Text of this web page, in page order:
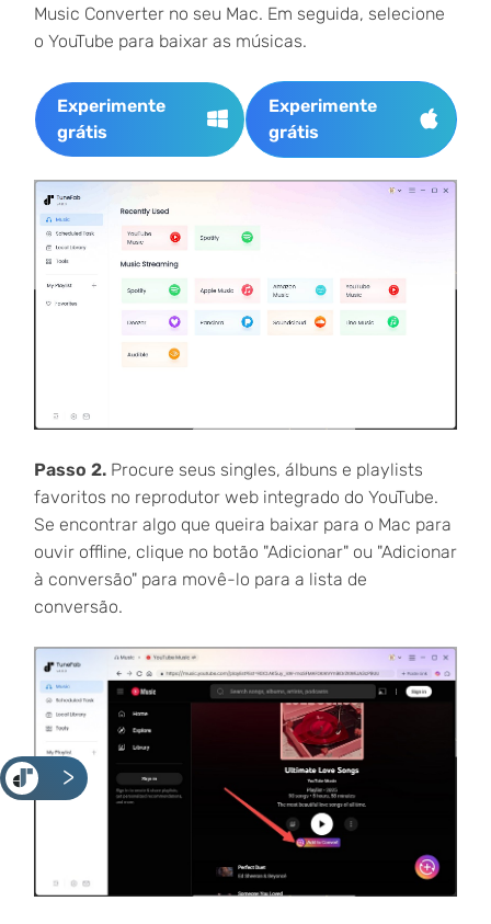
<
Music Converter no seu Mac. Em seguida, selecione
o YouTube para baixar as músicas.
Experimente
grátis
Experimente
grátis
Passo 2.Procure seus singles, álbuns e playlists
favoritos no reprodutor web integrado do YouTube.
Se encontrar algo que queira baixar para o Mac para
ouvir offline, clique no botão "Adicionar" ou "Adicionar
à conversão" para movê-lo para a lista de
conversão.